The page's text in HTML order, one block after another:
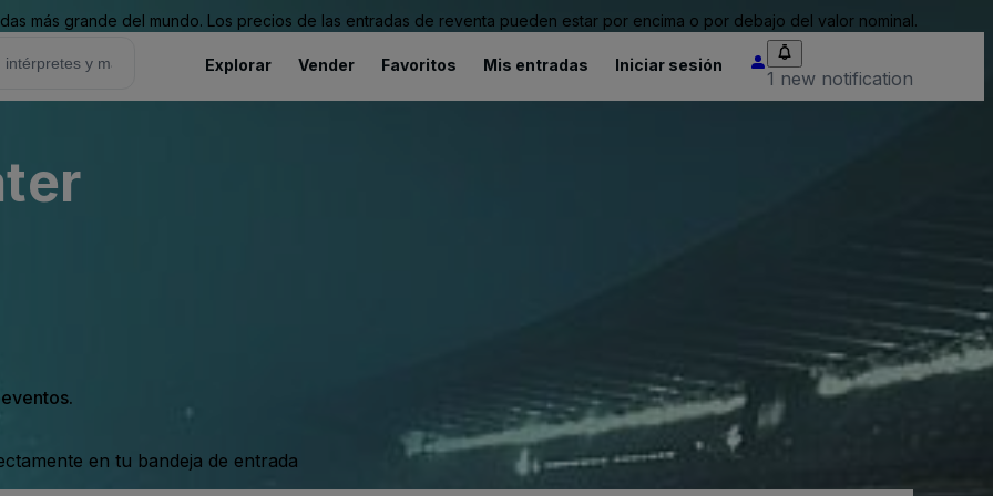
más grande del mundo. Los precios de las entradas de reventa pueden estar por encima o por debajo del valor nominal.
Explorar Vender Favoritos Mis entradas Iniciar sesión
1 new notification
en tu bandeja de entrada